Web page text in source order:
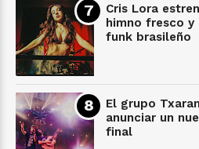
Cris Lora
himno fresco y
funk brasileño
El grupo
anunciar un
final